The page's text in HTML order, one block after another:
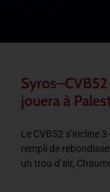
jouera à
Le CVB52 s’incline
rempli de
un trou d’air,